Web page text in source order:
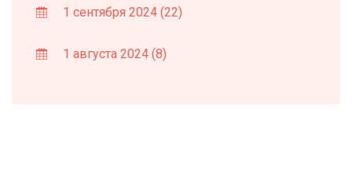
1 сентября 2024 (22)
1 августа 2024 (8)